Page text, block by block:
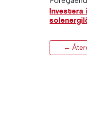
Investera i
←